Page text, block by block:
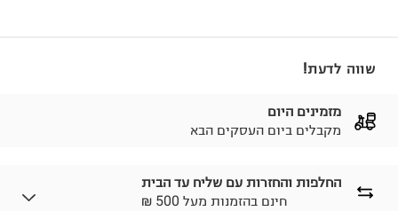
שווה לדעת!
מזמינים היום
מקבלים ביום העסקים הבא
החלפות והחזרות עם שליח עד הבית
₪ חינם בהזמנות מעל 500